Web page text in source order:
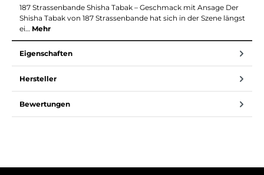
187 Strassenbande Shisha Tabak – Geschmack mit Ansage Der
Shisha Tabak von 187 Strassenbande hat sich in der Szene längst
ei… Mehr
Eigenschaften
Hersteller
Bewertungen